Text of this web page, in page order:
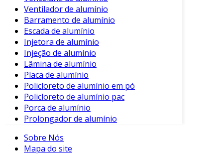
Ventilador de alumínio
Barramento de alumínio
Escada de alumínio
Injetora de alumínio
Injeção de alumínio
Lâmina de alumínio
Placa de alumínio
Policloreto de alumínio em pó
Policloreto de alumínio pac
Porca de alumínio
Prolongador de alumínio
Sobre Nós
Mapa do site